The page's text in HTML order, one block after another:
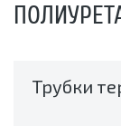
Трубки